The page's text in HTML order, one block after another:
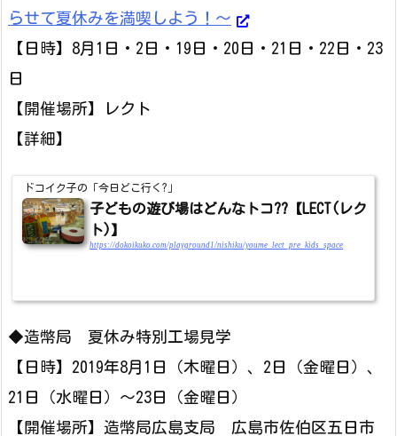
らせて夏休みを満喫しよう！～
【日時】8月1日・2日・19日・20日・21日・22日・23
日
【開催場所】レクト
【詳細】
ドコイク子の「今日どこ行く?」
子どもの遊び場はどんなトコ??【LECT(レク
ト)】
https://dokoikuko.com/playground1/nishiku/youme_lect_pre_kids_space
◆造幣局 夏休み特別工場見学
【日時】2019年8月1日（木曜日）、2日（金曜日）、
21日（水曜日）～23日（金曜日）
【開催場所】造幣局広島支局 広島市佐伯区五日市